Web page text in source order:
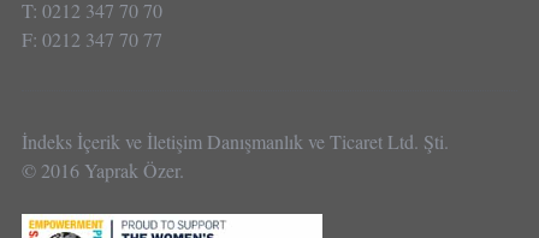
T: 0212 347 70 70
F: 0212 347 70 77
İndeks İçerik ve İletişim Danışmanlık ve Ticaret Ltd. Şti.
© 2016 Yaprak Özer.